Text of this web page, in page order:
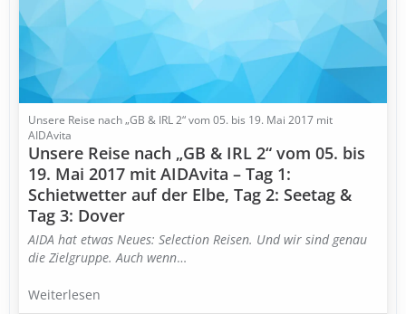
Unsere Reise nach „GB & IRL 2“ vom 05. bis 19. Mai 2017 mit
AIDAvita
Unsere Reise nach „GB & IRL 2“ vom 05. bis
19. Mai 2017 mit AIDAvita – Tag 1:
Schietwetter auf der Elbe, Tag 2: Seetag &
Tag 3: Dover
AIDA hat etwas Neues: Selection Reisen. Und wir sind genau
die Zielgruppe. Auch wenn…
Weiterlesen